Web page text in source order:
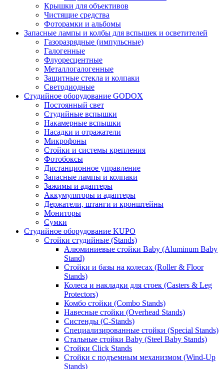
Крышки для объективов
Чистящие средства
Фоторамки и альбомы
Запасные лампы и колбы для вспышек и осветителей
Газоразрядные (импульсные)
Галогенные
Флуоресцентные
Металлогалогенные
Защитные стекла и колпаки
Светодиодные
Студийное оборудование GODOX
Постоянный свет
Студийные вспышки
Накамерные вспышки
Насадки и отражатели
Микрофоны
Стойки и системы крепления
Фотобоксы
Дистанционное управление
Запасные лампы и колпаки
Зажимы и адаптеры
Аккумуляторы и адаптеры
Держатели, штанги и кронштейны
Мониторы
Сумки
Студийное оборудование KUPO
Стойки студийные (Stands)
Алюминиевые стойки Baby (Aluminum Baby
Stand)
Стойки и базы на колесах (Roller & Floor
Stands)
Колеса и накладки для стоек (Casters & Leg
Protectors)
Комбо стойки (Combo Stands)
Навесные стойки (Overhead Stands)
Систенды (C-Stands)
Специализированные стойки (Special Stands)
Стальные стойки Baby (Steel Baby Stands)
Стойки Click Stands
Стойки с подъемным механизмом (Wind-Up
Stands)